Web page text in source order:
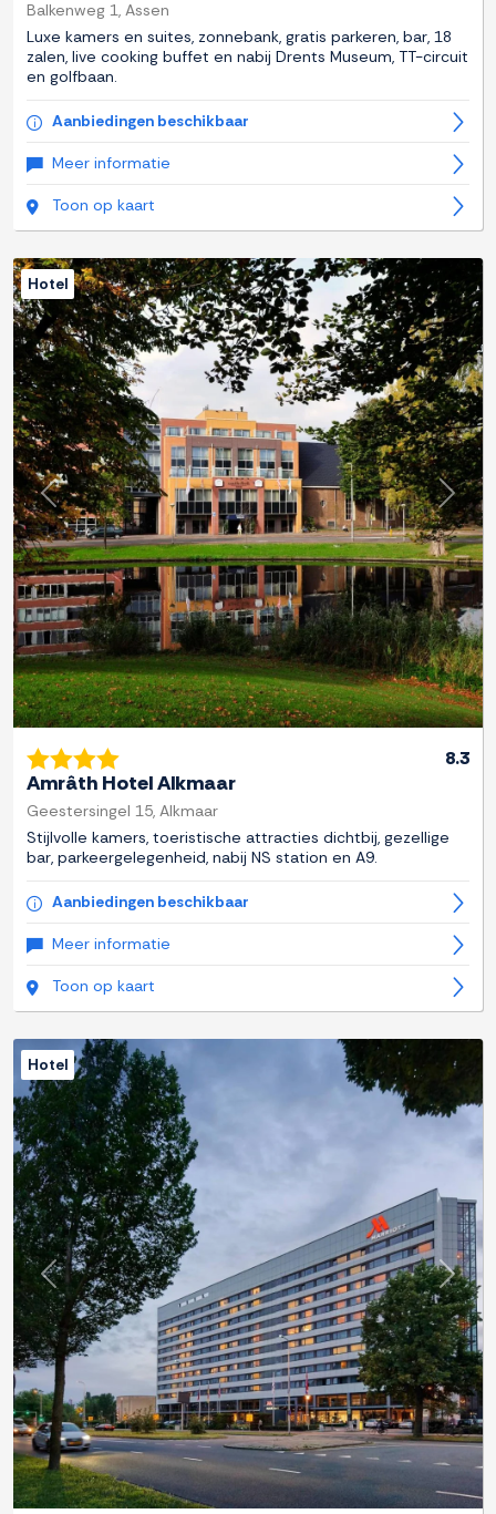
Balkenweg 1, Assen
Luxe kamers en suites, zonnebank, gratis parkeren, bar, 18
zalen, live cooking buffet en nabij Drents Museum, TT-circuit
en golfbaan.
Aanbiedingen beschikbaar
Meer informatie
Toon op kaart
Previous Next
Hotel
8.3
Amrâth Hotel Alkmaar
Geestersingel 15, Alkmaar
Stijlvolle kamers, toeristische attracties dichtbij, gezellige
bar, parkeergelegenheid, nabij NS station en A9.
Aanbiedingen beschikbaar
Meer informatie
Toon op kaart
Previous Next
Hotel